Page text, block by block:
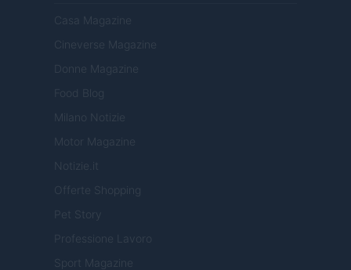
Casa Magazine
Cineverse Magazine
Donne Magazine
Food Blog
Milano Notizie
Motor Magazine
Notizie.it
Offerte Shopping
Pet Story
Professione Lavoro
Sport Magazine